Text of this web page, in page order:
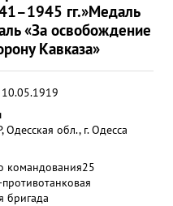
гг.»Медаль
«За освобождение
Кавказа»
10.05.1919
Одесская обл., г. Одесса
командования25
бригада